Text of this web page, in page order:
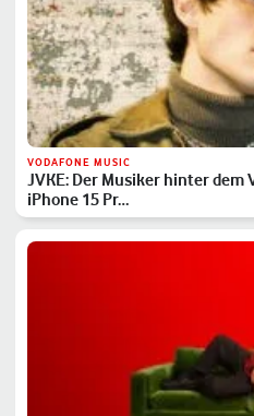
VODAFONE MUSIC
JVKE: Der Musiker hinter dem
iPhone 15 Pr…